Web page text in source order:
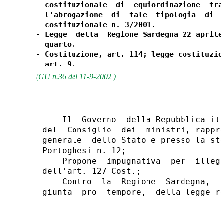
costituzionale  di  equiordinazione
l'abrogazione  di  tale  tipologia  di
  costituzionale n. 3/2001.
- Legge  della  Regione Sardegna 22
  quarto.
- Costituzione, art. 114; legge
(GU n.36 del 11-9-2002 )
Il  Governo  della Repubblica
del  Consiglio  dei  ministri,
generale  dello Stato e presso la
Portoghesi n. 12;
Propone  impugnativa  per
dell'art. 127 Cost.;
Contro  la  Regione  Sardegna,
giunta  pro  tempore,  della legge